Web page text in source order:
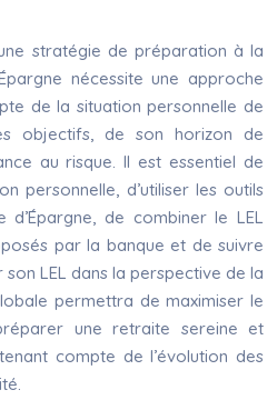
stratégie de préparation à la
nécessite une approche
de la situation personnelle de
objectifs, de son horizon de
au risque. Il est essentiel de
personnelle, d’utiliser les outils
d’Épargne, de combiner le LEL
par la banque et de suivre
LEL dans la perspective de la
permettra de maximiser le
une retraite sereine et
compte de l’évolution des